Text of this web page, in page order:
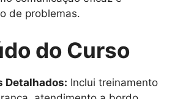
de problemas.
do Curso
Detalhados: Inclui treinamento